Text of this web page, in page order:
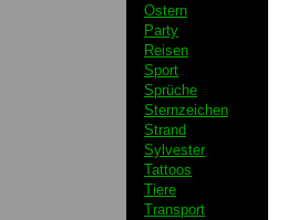
Ostern
Party
Reisen
Sport
Sprüche
Sternzeichen
Strand
Sylvester
Tattoos
Tiere
Transport